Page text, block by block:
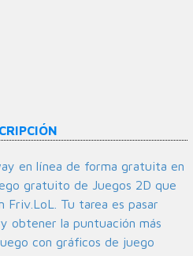
en línea de forma gratuita en
gratuito de Juegos 2D que
Friv.LoL. Tu tarea es pasar
obtener la puntuación más
con gráficos de juego